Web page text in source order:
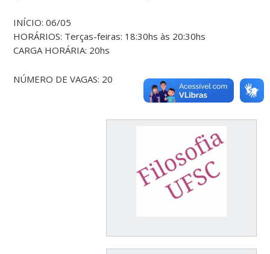
INÍCIO: 06/05
HORÁRIOS: Terças-feiras: 18:30hs às 20:30hs
CARGA HORÁRIA: 20hs
NÚMERO DE VAGAS: 20